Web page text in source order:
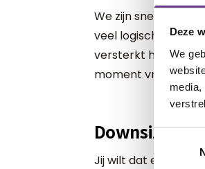
Deze
We
We zijn snel
veel logischer om te
versterkt het
moment vraagt van
Downsizen
Jij wilt dat er iets